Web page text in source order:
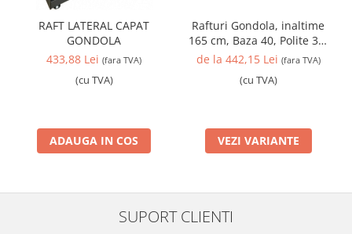
RAFT LATERAL CAPAT
GONDOLA
433,88 Lei (fara TVA)
(cu TVA)
ADAUGA IN COS
Rafturi Gondola, inaltime
165 cm, Baza 40, Polite 30,
Alb
de la 442,15 Lei (fara TVA)
(cu TVA)
VEZI VARIANTE
SUPORT CLIENTI